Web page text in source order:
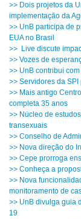
>> Dois projetos da
implementação da
>> UnB participa de
EUA no Brasil
>> Live discute
>> Vozes de
>> UnB contribui
>> Servidores da
>> Mais antigo
completa 35 anos
>> Núcleo de
transexuais
>> Conselho de
>> Nova direção do
>> Cepe prorroga
>> Conheça a
>> Nova
monitoramento de
>> UnB divulga guia
19